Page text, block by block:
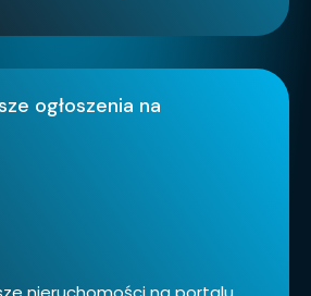
ogłoszenia na